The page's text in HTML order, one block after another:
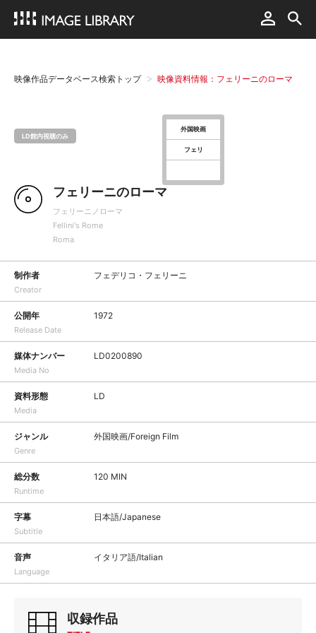
映像作品データベース検索トップ 映像資料情報：フェリーニのローマ
LD館内視聴のみ
外国映画
フェリ
フェリーニのローマ
フェリーニノローマ
Fellini's Rome
Roma
制作者
Creator
フェデリコ・フェリーニ
公開年
Release Date
1972
媒体ナンバー
Media No
LD0200890
資料形態
Media
LD
ジャンル
Genre
外国映画/Foreign Film
総分数
Runtime
120 MIN
字幕
Subtitle
日本語/Japanese
音声
Language
イタリア語/Italian
収録作品